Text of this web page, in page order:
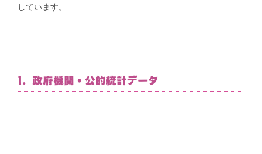
しています。
1. 政府機関・公的統計データ